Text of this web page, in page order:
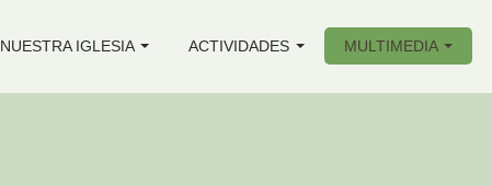
NUESTRA IGLESIA ACTIVIDADES MULTIMEDIA